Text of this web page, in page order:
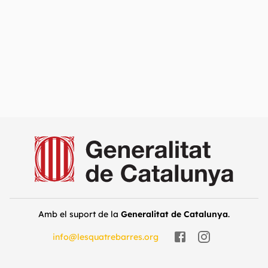
Amb el suport de la Generalitat de Catalunya.
info@lesquatrebarres.org